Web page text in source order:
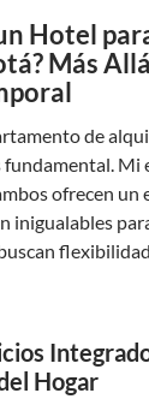
Hotel
Más
de
fundamental. Mi
ofrecen un
inigualables
Hogar